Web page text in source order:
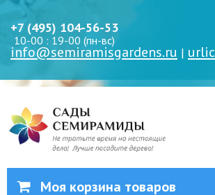
+7 (495) 104-56-53
10-00 : 19-00 (пн-вс)
info@semiramisgardens.ru |
Моя корзина товаров